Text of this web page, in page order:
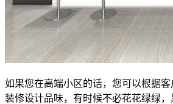
如果您在高端小区的话，您可以根据
装修设计品味，有时候不必花花绿绿